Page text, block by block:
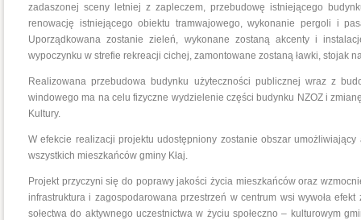
zadaszonej sceny letniej z zapleczem, przebudowę istniejącego
renowację istniejącego obiektu tramwajowego, wykonanie pergoli i
Uporządkowana zostanie zieleń, wykonane zostaną akcenty i
wypoczynku w strefie rekreacji cichej, zamontowane zostaną ławki, stojak
Realizowana przebudowa budynku użyteczności publicznej wraz z
windowego ma na celu fizyczne wydzielenie części budynku NZOZ i
Kultury.
W efekcie realizacji projektu udostępniony zostanie obszar
wszystkich mieszkańców gminy Kłaj.
Projekt przyczyni się do poprawy jakości życia mieszkańców oraz
infrastruktura i zagospodarowana przestrzeń w centrum wsi wywoła
sołectwa do aktywnego uczestnictwa w życiu społeczno – kulturowym